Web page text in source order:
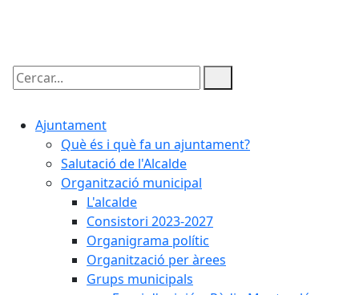
Cercar:
Ajuntament
Què és i què fa un ajuntament?
Salutació de l'Alcalde
Organització municipal
L'alcalde
Consistori 2023-2027
Organigrama polític
Organització per àrees
Grups municipals